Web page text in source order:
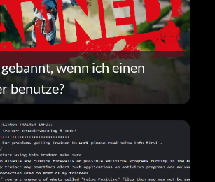
wenn ich einen
benutze?